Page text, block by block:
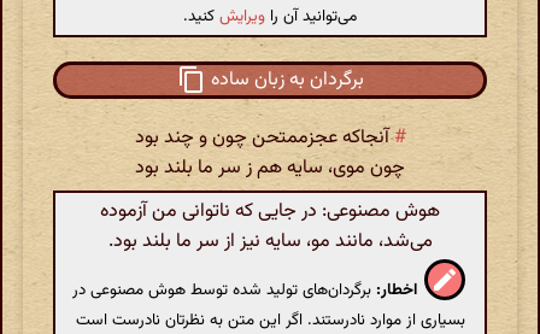
می‌توانید آن را ویرایشکنید.
برگردان به زبان ساده
#آنجاکه عجزممتحن چون و چند بود
چون موی‌، سایه هم ز سر ما بلند بود
هوش مصنوعی: در جایی که ناتوانی من آزموده
می‌شد، مانند مو، سایه نیز از سر ما بلند بود.
اخطار: برگردان‌های تولید شده توسط هوش مصنوعی در
بسیاری از موارد نادرستند. اگر این متن به نظرتان نادرست است